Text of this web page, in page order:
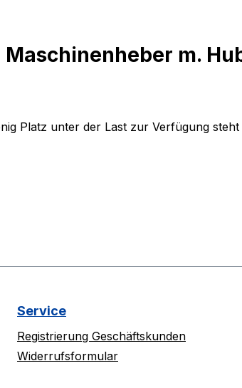
m.
Platz unter der Last zur Verfügung
Service
Registrierung Geschäftskunden
Widerrufsformular